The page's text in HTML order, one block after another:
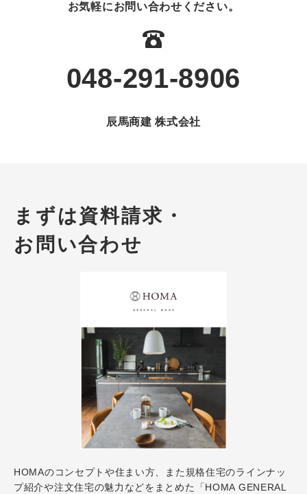
お気軽にお問い合わせください。
048-291-8906
辰馬商建 株式会社
まずは資料請求・
お問い合わせ
HOMAのコンセプトや住まい方、また規格住宅のラインナッ
プ紹介や注文住宅の魅力などをまとめた「HOMA GENERAL